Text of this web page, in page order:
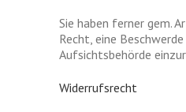
Sie haben ferner gem.
Recht, eine
Aufsichtsbehörde
Widerrufsrecht